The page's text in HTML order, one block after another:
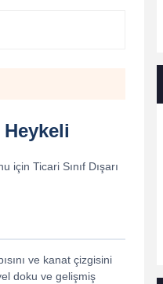
Ticari Sınıf Dışarı
ve kanat çizgisini
doku ve gelişmiş